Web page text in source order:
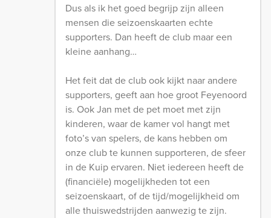
Dus als ik het goed begrijp zijn alleen
mensen die seizoenskaarten echte
supporters. Dan heeft de club maar een
kleine aanhang…
Het feit dat de club ook kijkt naar andere
supporters, geeft aan hoe groot Feyenoord
is. Ook Jan met de pet moet met zijn
kinderen, waar de kamer vol hangt met
foto’s van spelers, de kans hebben om
onze club te kunnen supporteren, de sfeer
in de Kuip ervaren. Niet iedereen heeft de
(financiële) mogelijkheden tot een
seizoenskaart, of de tijd/mogelijkheid om
alle thuiswedstrijden aanwezig te zijn.